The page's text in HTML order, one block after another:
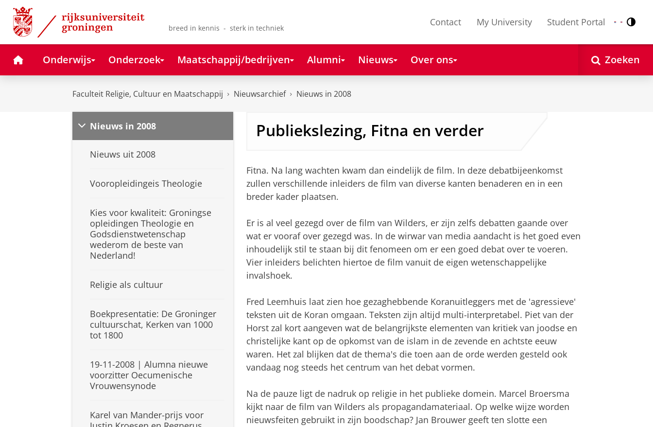
Skip
Content
Skip
Navigation
breed in kennis - sterk in techniek
Contact My University Student Portal Nederlands
English
HomeOnderwijs Onderzoek Maatschappij/bedrijven Alumni Nieuws Over ons Zoeken
Faculteit Religie, Cultuur en Maatschappij Nieuwsarchief Nieuws in 2008
Nieuws in 2008
Nieuws uit 2008
Vooropleidingeis Theologie
Kies voor kwaliteit: Groningse
opleidingen Theologie en
Godsdienstwetenschap
wederom de beste van
Nederland!
Religie als cultuur
Boekpresentatie: De Groninger
cultuurschat, Kerken van 1000
tot 1800
19-11-2008 | Alumna nieuwe
voorzitter Oecumenische
Vrouwensynode
Karel van Mander-prijs voor
Publiekslezing, Fitna en verder
Fitna. Na lang wachten kwam dan eindelijk de film. In deze debatbijeenkomst
zullen verschillende inleiders de film van diverse kanten benaderen en in een
breder kader plaatsen.
Er is al veel gezegd over de film van Wilders, er zijn zelfs debatten gaande over
wat er vooraf over gezegd was. In de wirwar van media aandacht is het goed even
inhoudelijk stil te staan bij dit fenomeen om er een goed debat over te voeren.
Vier inleiders belichten hiertoe de film vanuit de eigen wetenschappelijke
invalshoek.
Fred Leemhuis laat zien hoe gezaghebbende Koranuitleggers met de 'agressieve'
teksten uit de Koran omgaan. Teksten zijn altijd multi-interpretabel. Piet van der
Horst zal kort aangeven wat de belangrijkste elementen van kritiek van joodse en
christelijke kant op de opkomst van de islam in de zevende en achtste eeuw
waren. Het zal blijken dat de thema's die toen aan de orde werden gesteld ook
vandaag nog steeds het centrum van het debat vormen.
Na de pauze ligt de nadruk op religie in het publieke domein. Marcel Broersma
kijkt naar de film van Wilders als propagandamateriaal. Op welke wijze worden
nieuwsfeiten gebruikt in zijn boodschap? Jan Brouwer geeft ten slotte een